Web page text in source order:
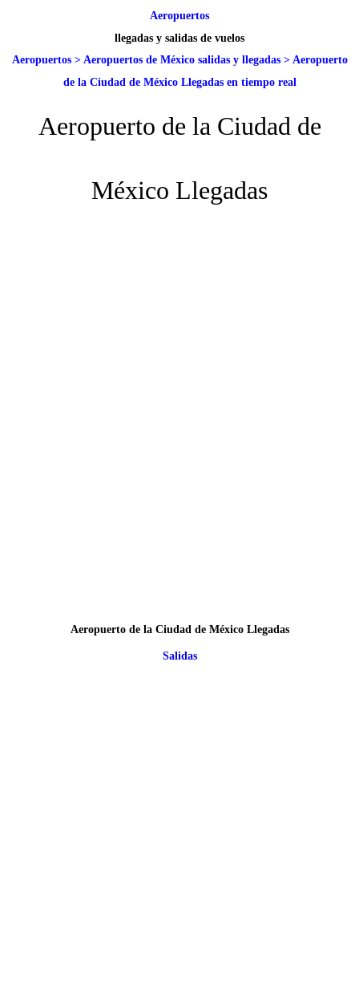
Aeropuertos
llegadas y salidas de vuelos
Aeropuertos> Aeropuertos de México salidas y llegadas> Aeropuerto
de la Ciudad de México Llegadas en tiempo real
Aeropuerto de la Ciudad de
México Llegadas
Aeropuerto de la Ciudad de México Llegadas
Salidas